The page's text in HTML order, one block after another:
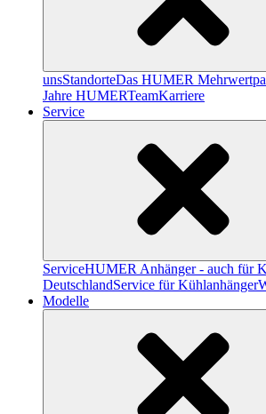
unsStandorteDas HUMER
Jahre HUMERTeamKarriere
Service
ServiceHUMER Anhänger - auch für
DeutschlandService für Kühlanhänger
Modelle